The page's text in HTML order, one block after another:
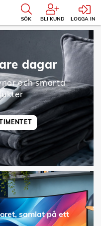
SÖK BLI KUND LOGGA IN
dagar
och smarta
samlat på ett